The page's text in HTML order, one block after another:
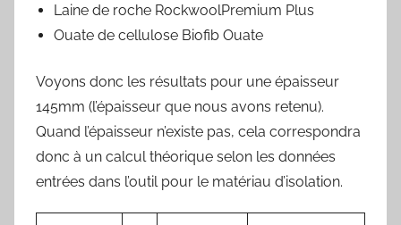
Laine de roche RockwoolPremium Plus
Ouate de cellulose Biofib Ouate
Voyons donc les résultats pour une épaisseur
145mm (l’épaisseur que nous avons retenu).
Quand l’épaisseur n’existe pas, cela correspondra
donc à un calcul théorique selon les données
entrées dans l’outil pour le matériau d’isolation.